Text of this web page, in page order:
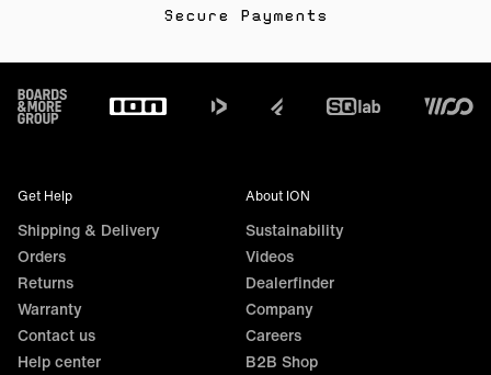
Secure Payments
Footer
Get Help
Shipping & Delivery
Orders
Returns
Warranty
Contact us
Help center
About ION
Sustainability
Videos
Dealerfinder
Company
Careers
B2B Shop